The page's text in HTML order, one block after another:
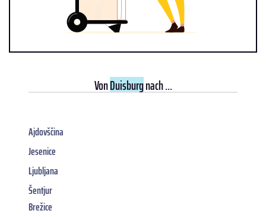
VonDuisburgnach ...
Ajdovščina
Jesenice
Ljubljana
Šentjur
Brežice